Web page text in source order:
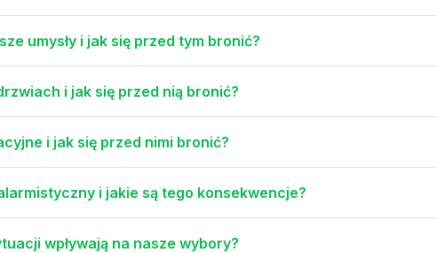
umysły i jak się przed tym bronić?
i jak się przed nią bronić?
i jak się przed nimi bronić?
i jakie są tego konsekwencje?
wpływają na nasze wybory?